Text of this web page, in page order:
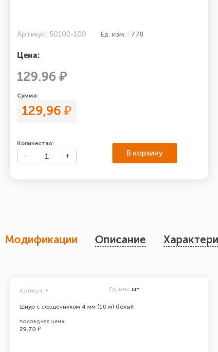
Артикул: 50100-100 Ед. изм. : 778
Цена:
129.96 ₽
Сумма:
129,96 ₽
Количество:
В корзину
Модификации Описание
Шнур с сердечником 4 мм (10 м) белый
Артикул: - Ед. изм. шт.
последняя цена:
29.70 ₽